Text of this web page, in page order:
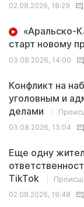
02.08.2026, 18:29
«Аральско-
старт новому
03.08.2026, 14:00
Конфликт на
уголовным и
делами
03.08.2026, 13:04
Еще одну
TikTok
02.08.2026, 19:48